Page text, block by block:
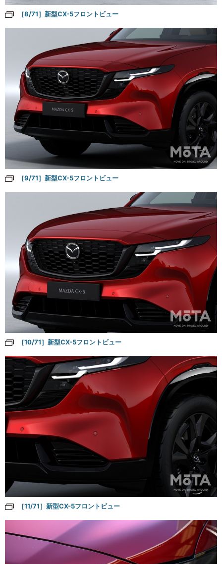
［8/71］新型CX-5フロントビュー
［9/71］新型CX-5フロントビュー
［10/71］新型CX-5フロントビュー
［11/71］新型CX-5フロントビュー